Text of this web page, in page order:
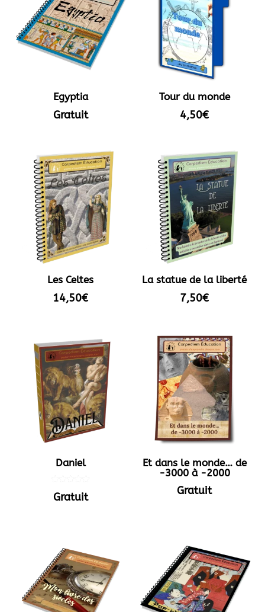
Egyptia
Gratuit
Tour du monde
4,50€
Les Celtes
14,50€
La statue de la liberté
7,50€
Daniel
5.00
Gratuit
Et dans le monde… de
-3000 à -2000
Gratuit